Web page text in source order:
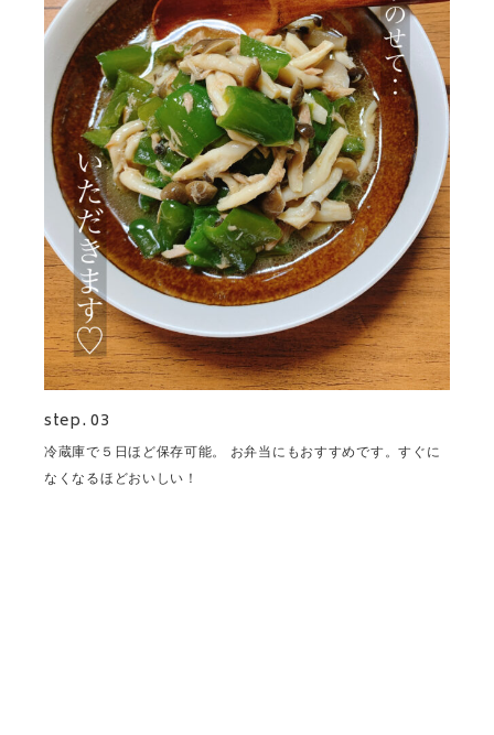
step. 03
冷蔵庫で５日ほど保存可能。 お弁当にもおすすめです。すぐに
なくなるほどおいしい！